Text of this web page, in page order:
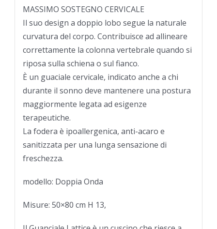
MASSIMO SOSTEGNO CERVICALE
Il suo design a doppio lobo segue la naturale
curvatura del corpo. Contribuisce ad allineare
correttamente la colonna vertebrale quando si
riposa sulla schiena o sul fianco.
È un guaciale cervicale, indicato anche a chi
durante il sonno deve mantenere una postura
maggiormente legata ad esigenze
terapeutiche.
La fodera è ipoallergenica, anti-acaro e
sanitizzata per una lunga sensazione di
freschezza.
modello: Doppia Onda
Misure: 50×80 cm H 13,